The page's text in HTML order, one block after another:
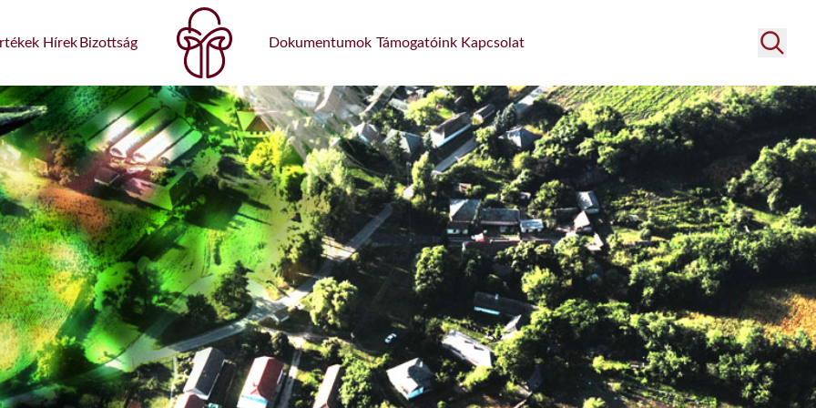
Hírek Bizottság Dokumentumok Támogatóink Kapcsolat